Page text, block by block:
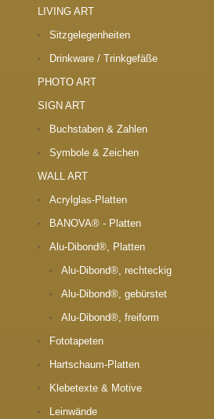
LIVING ART
Sitzgelegenheiten
Drinkware / Trinkgefäße
PHOTO ART
SIGN ART
Buchstaben & Zahlen
Symbole & Zeichen
WALL ART
Acrylglas-Platten
BANOVA® - Platten
Alu-Dibond®, Platten
Alu-Dibond®, rechteckig
Alu-Dibond®, gebürstet
Alu-Dibond®, freiform
Fototapeten
Hartschaum-Platten
Klebetexte & Motive
Leinwände